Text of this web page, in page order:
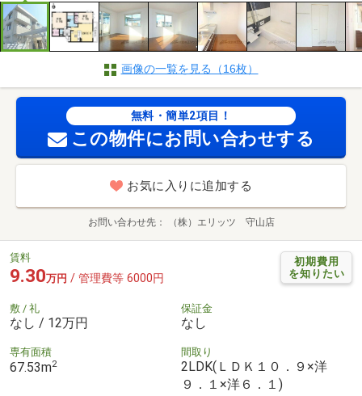
画像の一覧を見る（16枚）
無料・簡単2項目！
この物件にお問い合わせする
お気に入りに追加する
お問い合わせ先 （株）エリッツ 守山店
初期費用
を知りたい
賃料
9.30万円 / 管理費等 6000円
敷 / 礼
なし / 12万円
保証金
なし
専有面積
67.53m2
間取り
2LDK(ＬＤＫ１０．９×洋
９．１×洋６．１)